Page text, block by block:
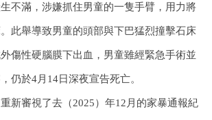
不滿，涉嫌抓住男童的一隻手臂，用力將
此舉導致男童的頭部與下巴猛烈撞擊石床
傷性硬腦膜下出血，男童雖經緊急手術並
仍於4月14日深夜宣告死亡。
新審視了去（2025）年12月的家暴通報紀